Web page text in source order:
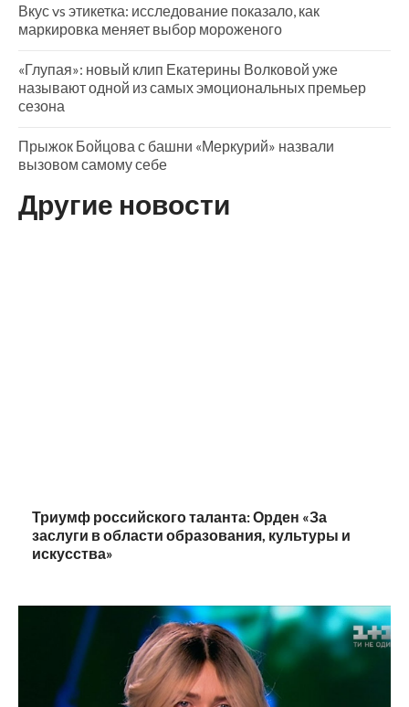
Вкус vs этикетка: исследование показало, как
маркировка меняет выбор мороженого
«Глупая»: новый клип Екатерины Волковой уже
называют одной из самых эмоциональных премьер
сезона
Прыжок Бойцова с башни «Меркурий» назвали
вызовом самому себе
Другие новости
Триумф российского таланта: Орден «За
заслуги в области образования, культуры и
искусства»